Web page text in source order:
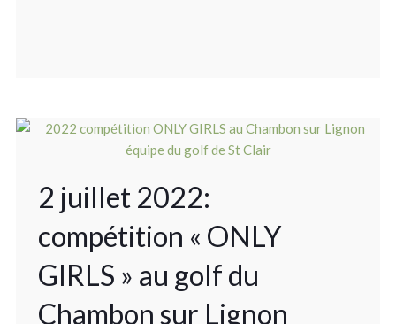
2 juillet 2022:
compétition « ONLY
GIRLS » au golf du
Chambon sur Lignon